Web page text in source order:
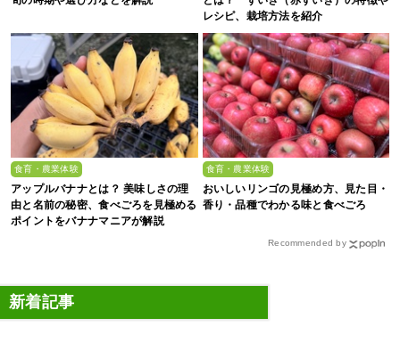
レシピ、栽培方法を紹介
食育・農業体験
アップルバナナとは？ 美味しさの理
由と名前の秘密、食べごろを見極める
ポイントをバナナマニアが解説
食育・農業体験
おいしいリンゴの見極め方、見た目・
香り・品種でわかる味と食べごろ
Recommended by
新着記事